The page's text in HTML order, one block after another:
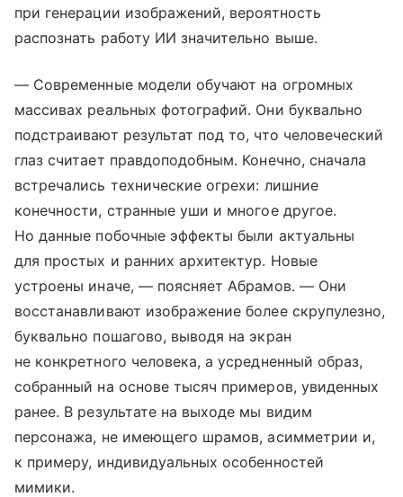
при генерации изображений, вероятность
распознать работу ИИ значительно выше.
— Современные модели обучают на огромных
массивах реальных фотографий. Они буквально
подстраивают результат под то, что человеческий
глаз считает правдоподобным. Конечно, сначала
встречались технические огрехи: лишние
конечности, странные уши и многое другое.
Но данные побочные эффекты были актуальны
для простых и ранних архитектур. Новые
устроены иначе, — поясняет Абрамов. — Они
восстанавливают изображение более скрупулезно,
буквально пошагово, выводя на экран
не конкретного человека, а усредненный образ,
собранный на основе тысяч примеров, увиденных
ранее. В результате на выходе мы видим
персонажа, не имеющего шрамов, асимметрии и,
к примеру, индивидуальных особенностей
мимики.